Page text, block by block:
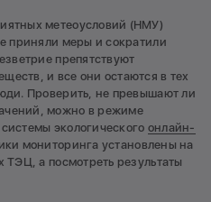
метеоусловий (НМУ)
приняли меры и сократили
препятствуют
и все они остаются в тех
Проверить, не превышают ли
можно в режиме
экологического онлайн-
мониторинга установлены на
ТЭЦ, а посмотреть результаты